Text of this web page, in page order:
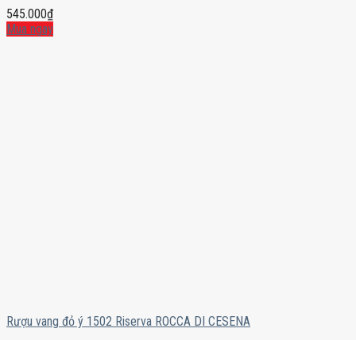
545.000₫
Mua ngay
Rượu vang đỏ ý 1502 Riserva ROCCA DI CESENA